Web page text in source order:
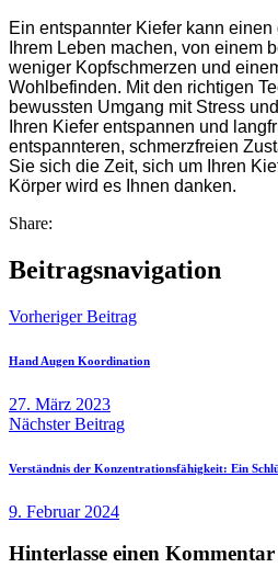
Ein entspannter Kiefer kann
Ihrem Leben machen, von einem
weniger Kopfschmerzen und
Wohlbefinden. Mit den richtigen
bewussten Umgang mit Stress
Ihren Kiefer entspannen und
entspannteren, schmerzfreien
Sie sich die Zeit, sich um Ihren
Körper wird es Ihnen danken.
Share:
Beitragsnavigation
Vorheriger Beitrag
Hand Augen Koordination
27. März 2023
Nächster Beitrag
Verständnis der Konzentrationsfähigkeit: Ein
9. Februar 2024
Hinterlasse einen Kommentar